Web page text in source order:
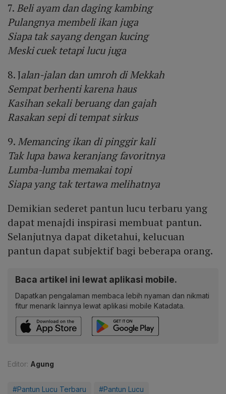
7. Beli ayam dan daging kambing
Pulangnya membeli ikan juga
Siapa tak sayang dengan kucing
Meski cuek tetapi lucu juga
8. Jalan-jalan dan umroh di Mekkah
Sempat berhenti karena haus
Kasihan sekali beruang dan gajah
Rasakan sepi di tempat sirkus
9. Memancing ikan di pinggir kali
Tak lupa bawa keranjang favoritnya
Lumba-lumba memakai topi
Siapa yang tak tertawa melihatnya
Demikian sederet pantun lucu terbaru yang
dapat menajdi inspirasi membuat pantun.
Selanjutnya dapat diketahui, kelucuan
pantun dapat subjektif bagi beberapa orang.
Baca artikel ini lewat aplikasi mobile.
Dapatkan pengalaman membaca lebih nyaman dan nikmati
fitur menarik lainnya lewat aplikasi mobile Katadata.
Editor: Agung
#Pantun Lucu Terbaru #Pantun Lucu